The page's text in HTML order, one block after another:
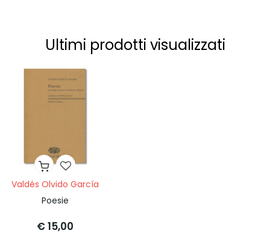
Ultimi prodotti visualizzati
Valdés Olvido García
Poesie
€ 15,00